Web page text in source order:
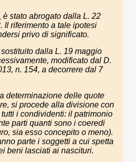
è stato abrogato dalla L. 22
Il riferimento a tale ipotesi
privo di significato.
dalla L. 19 maggio
modificato dal D.
n. 154, a decorrere dal 7
determinazione delle quote
si procede alla divisione con
i condividenti: il patrimonio
parti quanti sono i coeredi
sia esso concepito o meno).
parte i soggetti a cui spetta
beni lasciati ai nascituri.